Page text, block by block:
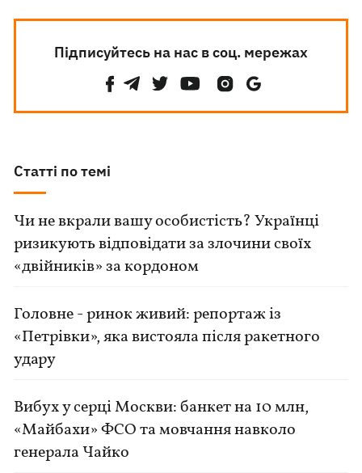
Підписуйтесь на нас в соц. мережах
Статті по темі
Чи не вкрали вашу особистість? Українці
ризикують відповідати за злочини своїх
«двійників» за кордоном
Головне - ринок живий: репортаж із
«Петрівки», яка вистояла після ракетного
удару
Вибух у серці Москви: банкет на 10 млн,
«Майбахи» ФСО та мовчання навколо
генерала Чайко